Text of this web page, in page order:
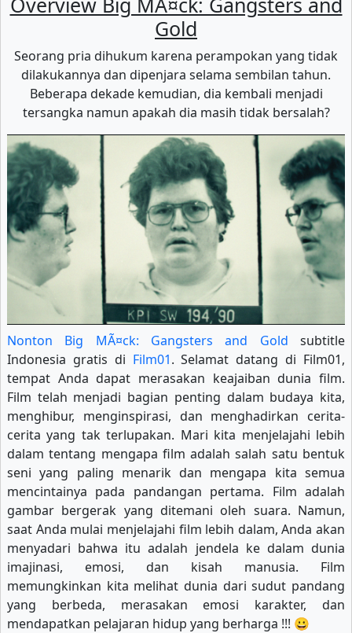
Gold
Seorang pria dihukum karena perampokan yang tidak
dilakukannya dan dipenjara selama sembilan tahun.
Beberapa dekade kemudian, dia kembali menjadi
tersangka namun apakah dia masih tidak bersalah?
Nonton Big MÃ¤ck: Gangsters and Gold subtitle
Indonesia gratis di Film01. Selamat datang di Film01,
tempat Anda dapat merasakan keajaiban dunia film.
Film telah menjadi bagian penting dalam budaya kita,
menghibur, menginspirasi, dan menghadirkan cerita-
cerita yang tak terlupakan. Mari kita menjelajahi lebih
dalam tentang mengapa film adalah salah satu bentuk
seni yang paling menarik dan mengapa kita semua
mencintainya pada pandangan pertama. Film adalah
gambar bergerak yang ditemani oleh suara. Namun,
saat Anda mulai menjelajahi film lebih dalam, Anda akan
menyadari bahwa itu adalah jendela ke dalam dunia
imajinasi, emosi, dan kisah manusia. Film
memungkinkan kita melihat dunia dari sudut pandang
yang berbeda, merasakan emosi karakter, dan
mendapatkan pelajaran hidup yang berharga !!! 😀